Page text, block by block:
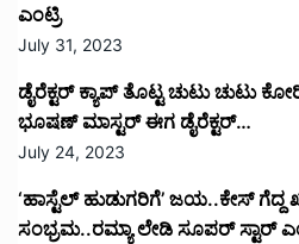
ಎಂಟ್ರಿ
July 31, 2023
ಡೈರೆಕ್ಟರ್ ಕ್ಯಾಪ್ ತೊಟ್ಟ ಚುಟು
ಭೂಷಣ್ ಮಾಸ್ಟರ್ ಈಗ ಡೈರೆಕ್ಟರ್…
July 24, 2023
‘ಹಾಸ್ಟೆಲ್ ಹುಡುಗರಿಗೆ’ ಜಯ..ಕೇಸ್
ಸಂಭ್ರಮ..ರಮ್ಯಾ ಲೇಡಿ ಸೂಪರ್ ಸ್ಟಾರ್